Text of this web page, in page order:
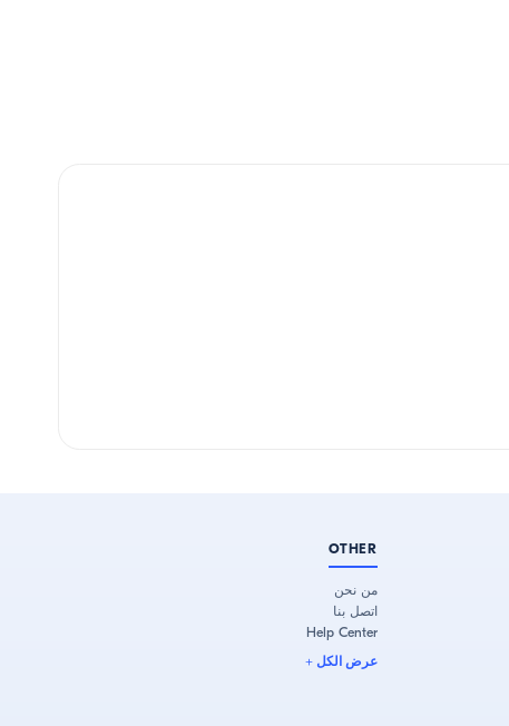
OTHER
من نحن
اتصل بنا
Help Center
عرض الكل +